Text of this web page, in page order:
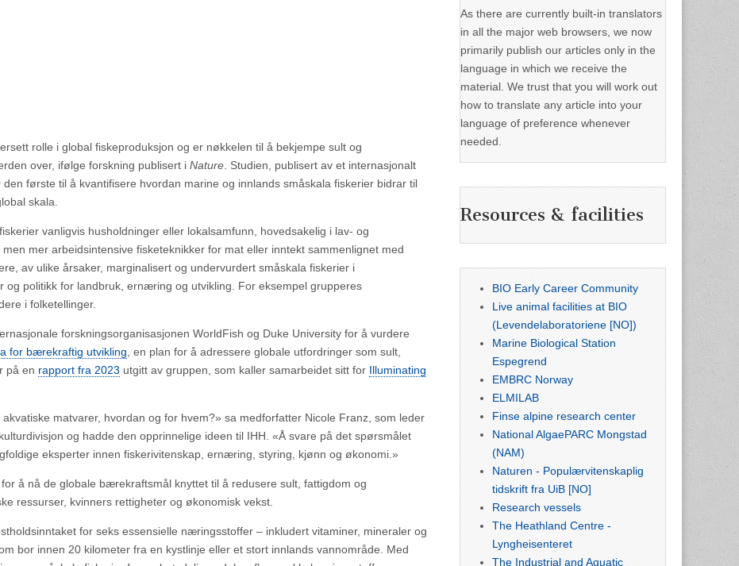
rolle i global fiskeproduksjon og er nøkkelen til å bekjempe sult og
over, ifølge forskning publisert i Nature Studien, publisert av et internasjonalt
første til å kvantifisere hvordan marine og innlands småskala fiskerier bidrar til
skala.
vanligvis husholdninger eller lokalsamfunn, hovedsakelig i lav- og
mer arbeidsintensive fisketeknikker for mat eller inntekt sammenlignet med
av ulike årsaker, marginalisert og undervurdert småskala fiskerier i
og politikk for landbruk, ernæring og utvikling. For eksempel grupperes
i folketellinger.
forskningsorganisasjonen WorldFish og Duke University for å vurdere
for bærekraftig utvikling , en plan for å adressere globale utfordringer som sult,
på en rapport fra 2023 utgitt av gruppen, som kaller samarbeidet sitt for Illuminating
matvarer, hvordan og for hvem?» sa medforfatter Nicole Franz, som leder
og hadde den opprinnelige ideen til IHH. «Å svare på det spørsmålet
eksperter innen fiskerivitenskap, ernæring, styring, kjønn og økonomi.»
å nå de globale bærekraftsmål knyttet til å redusere sult, fattigdom og
ressurser, kvinners rettigheter og økonomisk vekst.
for seks essensielle næringsstoffer – inkludert vitaminer, mineraler og
bor innen 20 kilometer fra en kystlinje eller et stort innlands vannområde. Med
As there are currently built-in translators
in all the major web browsers, we now
primarily publish our articles only in the
language in which we receive the
material. We trust that you will work out
how to translate any article into your
language of preference whenever
needed.
Resources & facilities
BIO Early Career Community
Live animal facilities at BIO
(Levendelaboratoriene [NO])
Marine Biological Station
Espegrend
EMBRC Norway
ELMILAB
Finse alpine research center
National AlgaePARC Mongstad
(NAM)
Naturen - Populærvitenskaplig
tidskrift fra UiB [NO]
Research vessels
The Heathland Centre -
Lyngheisenteret
The Industrial and Aquatic